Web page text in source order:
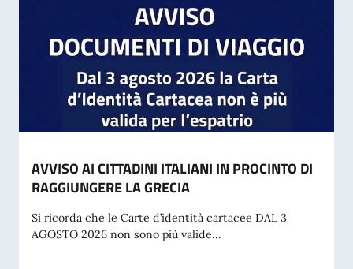
AVVISO AI CITTADINI ITALIANI IN PROCINTO DI
RAGGIUNGERE LA GRECIA
Si ricorda che le Carte d’identità cartacee DAL 3
AGOSTO 2026 non sono più valide...